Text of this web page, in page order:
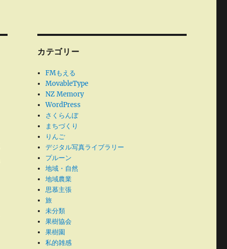
カテゴリー
FMもえる
MovableType
NZ Memory
WordPress
さくらんぼ
まちづくり
りんご
デジタル写真ライブラリー
プルーン
地域・自然
地域農業
思慕主張
旅
未分類
果樹協会
果樹園
私的雑感